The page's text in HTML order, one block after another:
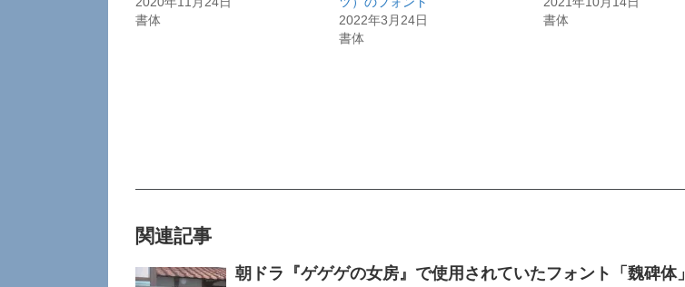
書体
2022年3月24日
書体
書体
関連記事
朝ドラ『ゲゲゲの女房』で使用されていたフォント「魏碑体」